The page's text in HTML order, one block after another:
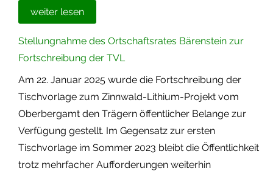
weiter lesen
Stellungnahme des Ortschaftsrates Bärenstein zur
Fortschreibung der TVL
Am 22. Januar 2025 wurde die Fortschreibung der
Tischvorlage zum Zinnwald-Lithium-Projekt vom
Oberbergamt den Trägern öffentlicher Belange zur
Verfügung gestellt. Im Gegensatz zur ersten
Tischvorlage im Sommer 2023 bleibt die Öffentlichkeit
trotz mehrfacher Aufforderungen weiterhin